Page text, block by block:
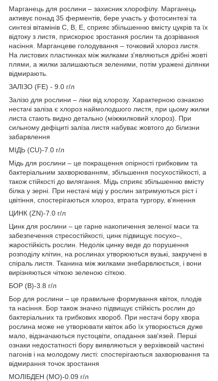
Марганець для рослини – захисник хлорофілу. Марганець
активує понад 35 ферментів, бере участь у фотосинтезі та
синтезі вітамінів С, В, Е, сприяє збільшенню вмісту цукрів та їх
відтоку з листя, прискорює зростання рослин та дозрівання
насіння. Марганцеве голодування – точковий хлороз листя.
На листових пластинках між жилками з'являються дрібні жовті
плями, а жилки залишаються зеленими, потім уражені ділянки
відмирають.
ЗАЛІЗО (FE) - 9.0 г/л
Залізо для рослини – ліки від хлорозу. Характерною ознакою
нестачі заліза є хлороз наймолодшого листя, при цьому жилки
листа стають видно детально (міжжилковий хлороз). При
сильному дефіциті заліза листя набуває жовтого до білизни
забарвлення
МІДЬ (CU)-7.0 г/л
Мідь для рослини – це покращення опірності грибковим та
бактеріальним захворюванням, збільшення посухостійкості, а
також стійкості до вилягання. Мідь сприяє збільшенню вмісту
білка у зерні. При нестачі міді у рослин затримуються ріст і
цвітіння, спостерігаються хлороз, втрата тургору, в'янення
ЦИНК (ZN)-7.0 г/л
Цинк для рослини – це гарне накопичення зеленої маси та
забезпечення стресостійкості, цинк підвищує посухо–,
жаростійкість рослин. Недолік цинку веде до порушення
розподілу клітин, на рослинах утворюються вузькі, закручені в
спіраль листя. Тканина між жилками знебарвлюється, і вони
вирізняються чіткою зеленою сіткою.
БОР (B)-3.8 г/л
Бор для рослини – це правильне формування квіток, плодів
та насіння. Бор також значно підвищує стійкість рослин до
бактеріальних та грибкових хвороб. При нестачі бору хвора
рослина може не утворювати квіток або їх утворюється дуже
мало, відзначаються пустоцвіти, опадання зав'язей. Перші
ознаки недостатності бору виявляються у верхівковій частині
пагонів і на молодому листі: спостерігаються захворювання та
відмирання точок зростання
МОЛІБДЕН (MO)-0.09 г/л